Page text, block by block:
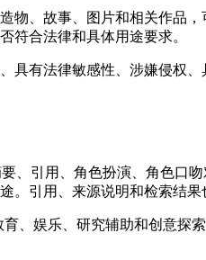
物、故事、图片和相关作品
符合法律和具体用途要求。
具有法律敏感性、涉嫌侵权
要、引用、角色扮演、角色
。引用、来源说明和检索结果
、娱乐、研究辅助和创意探